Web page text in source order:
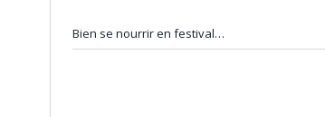
Bien se nourrir en festival…